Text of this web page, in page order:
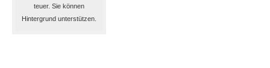
teuer. Sie können
Hintergrund unterstützen.